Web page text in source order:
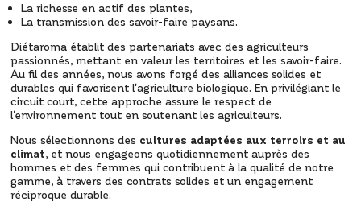
La richesse en actif des plantes,
La transmission des savoir-faire paysans.
Diétaroma établit des partenariats avec des agriculteurs
passionnés, mettant en valeur les territoires et les savoir-faire.
Au fil des années, nous avons forgé des alliances solides et
durables qui favorisent l'agriculture biologique. En privilégiant le
circuit court, cette approche assure le respect de
l'environnement tout en soutenant les agriculteurs.
Nous sélectionnons des cultures adaptées aux terroirs et au
climat, et nous engageons quotidiennement auprès des
hommes et des femmes qui contribuent à la qualité de notre
gamme, à travers des contrats solides et un engagement
réciproque durable.